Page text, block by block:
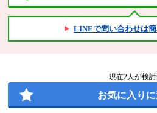
LINEで問い合わせは簡
現在2人が検
お気に入り